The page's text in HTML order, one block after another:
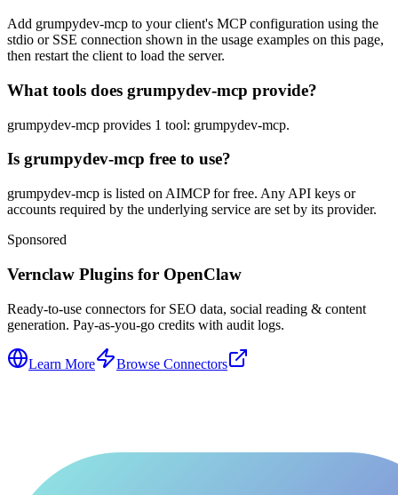
Add grumpydev-mcp to your client's MCP configuration using the
stdio or SSE connection shown in the usage examples on this page,
then restart the client to load the server.
What tools does grumpydev-mcp provide?
grumpydev-mcp provides 1 tool: grumpydev-mcp.
Is grumpydev-mcp free to use?
grumpydev-mcp is listed on AIMCP for free. Any API keys or
accounts required by the underlying service are set by its provider.
Sponsored
Vernclaw Plugins for OpenClaw
Ready-to-use connectors for SEO data, social reading & content
generation. Pay-as-you-go credits with audit logs.
Learn More Browse Connectors